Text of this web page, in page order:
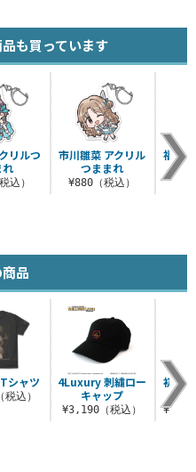
も買っています
リルつ
れ
込）
市川雛菜 アクリル
つままれ
¥880（税込）
福丸
品
シャツ
込）
4Luxury 刺繍ロー
キャップ
¥3,190（税込）
初星
服